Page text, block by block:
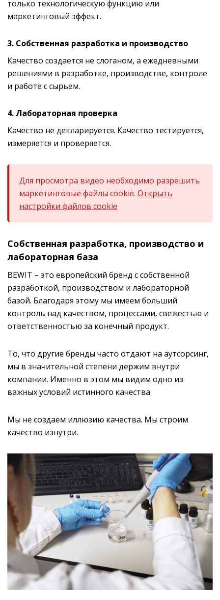
только технологическую функцию или
маркетинговый эффект.
3. Собственная разработка и производство
Качество создается не слоганом, а ежедневными
решениями в разработке, производстве, контроле
и работе с сырьем.
4. Лабораторная проверка
Качество не декларируется. Качество тестируется,
измеряется и проверяется.
Для просмотра видео необходимо разрешить
маркетинговые файлы cookie. Открыть
настройки файлов cookie
Собственная разработка, производство и
лабораторная база
BEWIT – это европейский бренд с собственной
разработкой, производством и лабораторной
базой. Благодаря этому мы имеем больший
контроль над качеством, процессами, свежестью и
ответственностью за конечный продукт.
То, что другие бренды часто отдают на аутсорсинг,
мы в значительной степени держим внутри
компании. Именно в этом мы видим одно из
важных условий истинного качества.
Мы не создаем иллюзию качества. Мы строим
качество изнутри.